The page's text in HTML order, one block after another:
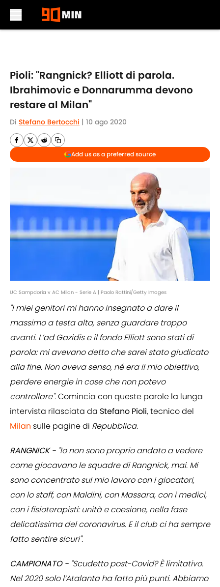
Pioli: "Rangnick? Elliott di parola.
Ibrahimovic e Donnarumma devono
restare al Milan"
Di Stefano Bertocchi | 10 ago 2020
Add us as a preferred source
UC Sampdoria v AC Milan - Serie A | Paolo Rattini/Getty Images
"I miei genitori mi hanno insegnato a dare il
massimo a testa alta, senza guardare troppo
avanti. L’ad Gazidis e il fondo Elliott sono stati di
parola: mi avevano detto che sarei stato giudicato
alla fine. Non aveva senso, né era il mio obiettivo,
perdere energie in cose che non potevo
controllare".Comincia con queste parole la lunga
intervista rilasciata da Stefano Pioli, tecnico del
Milan sulle pagine di Repubblica.
RANGNICK - "Io non sono proprio andato a vedere
come giocavano le squadre di Rangnick, mai. Mi
sono concentrato sul mio lavoro con i giocatori,
con lo staff, con Maldini, con Massara, con i medici,
con i fisioterapisti: unità e coesione, nella fase
delicatissima del coronavirus. E il club ci ha sempre
fatto sentire sicuri".
CAMPIONATO - "Scudetto post-Covid? È limitativo.
Nel 2020 solo l’Atalanta ha fatto più punti. Abbiamo